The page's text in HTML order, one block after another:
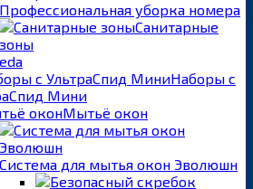
Профессиональная уборка номера
Санитарные
зоны
Наборы с
Мини
Мытьё окон
Система для мытья окон Эволюшн